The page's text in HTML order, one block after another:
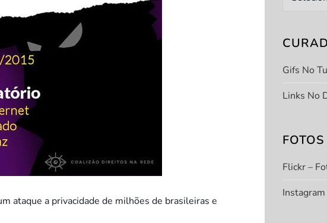
ataque a privacidade de milhões de brasileiras e
Gifs No
Links No
FOTOS
Flickr –